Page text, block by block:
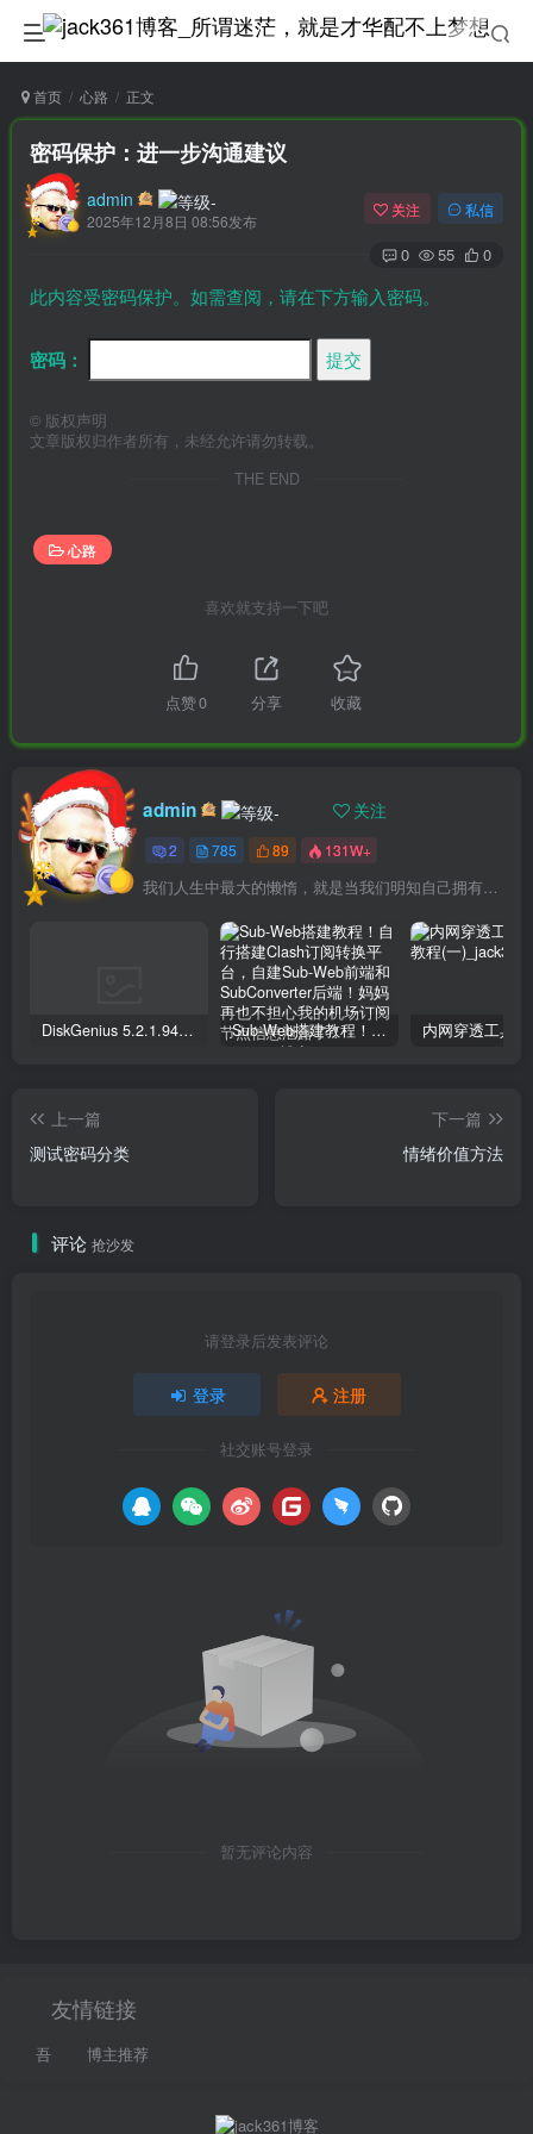
首页 心路 正文
密码保护：进一步沟通建议
admin
2025年12月8日 08:56发布
关注 私信
0 55 0
此内容受密码保护。如需查阅，请在下方输入密码。
密码：
© 版权声明
文章版权归作者所有，未经允许请勿转载。
THE END
心路
喜欢就支持一下吧
点赞0 分享 收藏
admin 关注
2 785 89 131W+
我们人生中最大的懒惰，就是当我们明知自己拥有作出选择的能力，却不去主动改变而是放任它的生活态度
DiskGenius 5.2.1.941 专业版下载+序列号注册文件激活 Sub-Web搭建教程！自行搭建Clash订阅转换平台，自建Sub-Web前端和SubConverter后端！妈妈再也不担心我的机场订阅节点信息泄露了！
上一篇
测试密码分类
下一篇
情绪价值方法
评论 抢沙发
请登录后发表评论
登录 注册
社交账号登录
暂无评论内容
友情链接
吾 博主推荐